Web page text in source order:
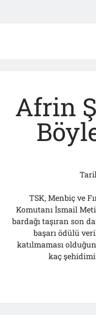
Afrin
TSK, Menbiç ve
Komutanı İsmail
bardağı taşıran son
başarı ödülü
katılmaması
kaç